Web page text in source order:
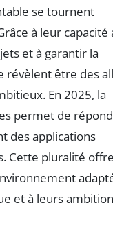
se tournent
à leur capacité
et à garantir la
révèlent être des
En 2025, la
permet de
des applications
Cette pluralité
et à leurs